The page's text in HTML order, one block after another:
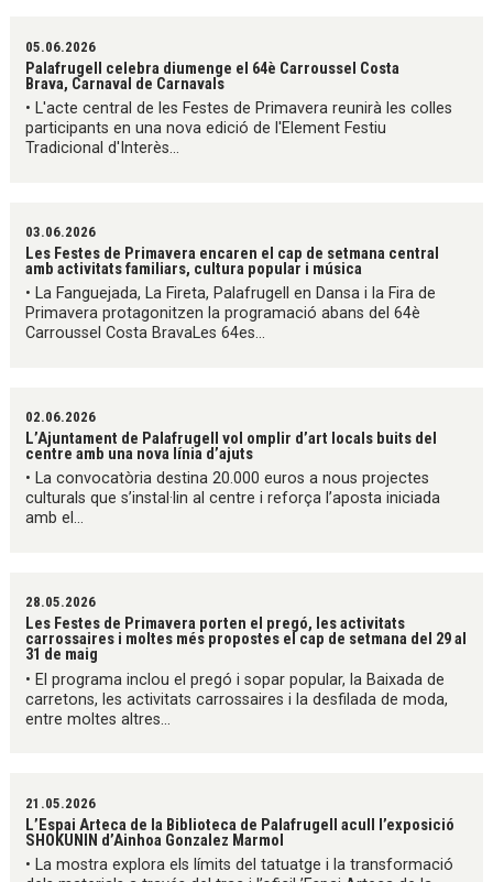
05.06.2026
Palafrugell celebra diumenge el 64è Carroussel Costa
Brava, Carnaval de Carnavals
• L'acte central de les Festes de Primavera reunirà les colles
participants en una nova edició de l'Element Festiu
Tradicional d'Interès...
03.06.2026
Les Festes de Primavera encaren el cap de setmana central
amb activitats familiars, cultura popular i música
• La Fanguejada, La Fireta, Palafrugell en Dansa i la Fira de
Primavera protagonitzen la programació abans del 64è
Carroussel Costa BravaLes 64es...
02.06.2026
L’Ajuntament de Palafrugell vol omplir d’art locals buits del
centre amb una nova línia d’ajuts
• La convocatòria destina 20.000 euros a nous projectes
culturals que s’instal·lin al centre i reforça l’aposta iniciada
amb el...
28.05.2026
Les Festes de Primavera porten el pregó, les activitats
carrossaires i moltes més propostes el cap de setmana del 29 al
31 de maig
• El programa inclou el pregó i sopar popular, la Baixada de
carretons, les activitats carrossaires i la desfilada de moda,
entre moltes altres...
21.05.2026
L’Espai Arteca de la Biblioteca de Palafrugell acull l’exposició
SHOKUNIN d’Ainhoa Gonzalez Marmol
• La mostra explora els límits del tatuatge i la transformació